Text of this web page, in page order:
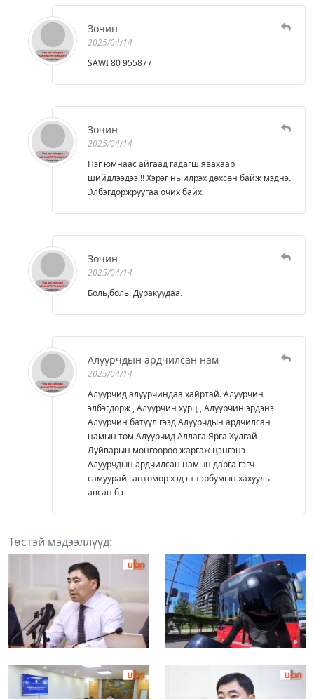
Зочин
2025/04/14
SAWI 80 955877
Зочин
2025/04/14
Нэг юмнаас айгаад гадагш явахаар
шийдлээдээ!!! Хэрэг нь илрэх дөхсөн байж мэднэ.
Элбэгдоржруугаа очих байх.
Зочин
2025/04/14
Боль,боль. Дуракуудаа.
Алуурчдын ардчилсан нам
2025/04/14
Алуурчид алуурчиндаа хайртай. Алуурчин
элбэгдорж , Алуурчин хурц , Алуурчин эрдэнэ
Алуурчин батүүл гээд Алуурчдын ардчилсан
намын том Алуурчид Аллага Ярга Хулгай
Луйварын мөнгөөрөө жаргаж цэнгэнэ
Алуурчдын ардчилсан намын дарга гэгч
самуурай гантөмөр хэдэн тэрбумын хахууль
авсан бэ
Төстэй мэдээллүүд: